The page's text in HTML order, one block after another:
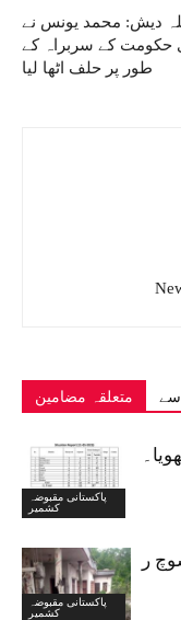
دیش: محمد یونس نے
حکومت کے سربراہ کے
طور پر حلف اٹھا لیا
متعلقہ مضامین
پاکستانی مقبوضہ
کشمیر
پاکستانی مقبوضہ
کشمیر